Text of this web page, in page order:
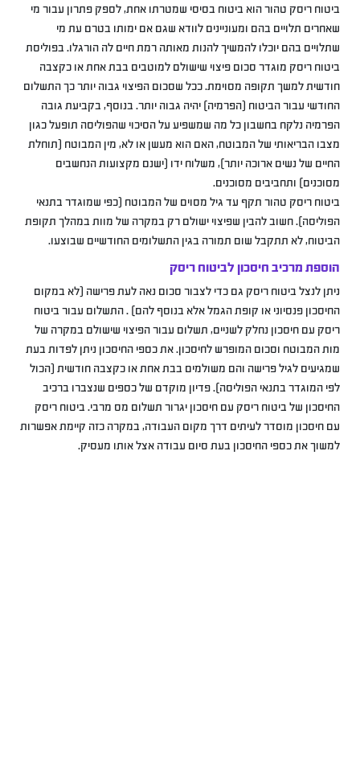
ביטוח ריסק טהור הוא ביטוח בסיסי שמטרתו אחת, לספק פתרון עבור מי
שאחרים תלויים בהם ומעוניינים לוודא שגם אם ימותו בטרם עת מי
שתלויים בהם יוכלו להמשיך להנות מאותה רמת חיים לה הורגלו. בפוליסת
ביטוח ריסק מוגדר סכום פיצוי שישולם למוטבים בבת אחת או כקצבה
חודשית למשך תקופה מסוימת. ככל שסכום הפיצוי גבוה יותר כך התשלום
החודשי עבור הביטוח (הפרמיה) יהיה גבוה יותר. בנוסף, בקביעת גובה
הפרמיה נלקח בחשבון כל מה שמשפיע על הסיכוי שהפוליסה תופעל כגון
מצבו הבריאותי של המבוטח, האם הוא מעשן או לא, מין המבוטח (תוחלת
החיים של נשים ארוכה יותר), משלוח ידו (ישנם מקצועות הנחשבים
מסוכנים) ותחביבים מסוכנים.
ביטוח ריסק טהור תקף עד גיל מסוים של המבוטח (כפי שמוגדר בתנאי
הפוליסה). חשוב להבין שפיצוי ישולם רק במקרה של מוות במהלך תקופת
הביטוח, לא תתקבל שום תמורה בגין התשלומים החודשיים שבוצעו.
הוספת מרכיב חיסכון לביטוח ריסק
ניתן לנצל ביטוח ריסק גם כדי לצבור סכום נאה לעת פרישה (לא במקום
החיסכון פנסיוני או קופת הגמל אלא בנוסף להם) . התשלום עבור ביטוח
ריסק עם חיסכון נחלק לשניים, תשלום עבור הפיצוי שישולם במקרה של
מות המבוטח וסכום המופרש לחיסכון. את כספי החיסכון ניתן לפדות בעת
שמגיעים לגיל פרישה והם משולמים בבת אחת או כקצבה חודשית (הכול
לפי המוגדר בתנאי הפוליסה). פדיון מוקדם של כספים שנצברו ברכיב
החיסכון של ביטוח ריסק עם חיסכון יגרור תשלום מס מרבי. ביטוח ריסק
עם חיסכון מוסדר לעיתים דרך מקום העבודה, במקרה כזה קיימת אפשרות
למשוך את כספי החיסכון בעת סיום עבודה אצל אותו מעסיק.